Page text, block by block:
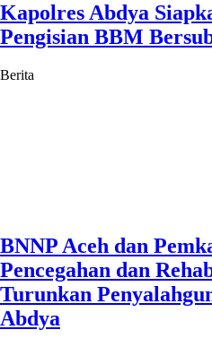
Kapolres Abdya
Pengisian BBM
Berita
BNNP Aceh dan
Pencegahan dan
Turunkan
Abdya